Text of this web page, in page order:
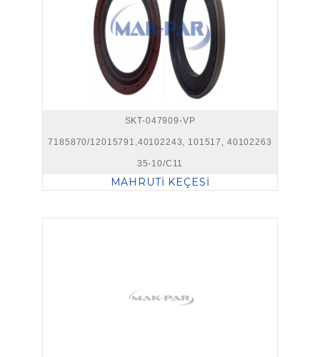
SKT-047909-VP
7185870/12015791,40102243, 101517, 40102263
35-10/C11
MAHRUTİ KEÇESİ